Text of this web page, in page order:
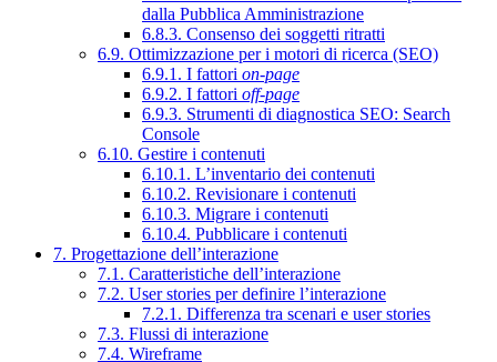
dalla Pubblica Amministrazione
6.8.3. Consenso dei soggetti ritratti
6.9. Ottimizzazione per i motori di ricerca (SEO)
6.9.1. I fattori on-page
6.9.2. I fattori off-page
6.9.3. Strumenti di diagnostica SEO: Search
Console
6.10. Gestire i contenuti
6.10.1. L’inventario dei contenuti
6.10.2. Revisionare i contenuti
6.10.3. Migrare i contenuti
6.10.4. Pubblicare i contenuti
7. Progettazione dell’interazione
7.1. Caratteristiche dell’interazione
7.2. User stories per definire l’interazione
7.2.1. Differenza tra scenari e user stories
7.3. Flussi di interazione
7.4. Wireframe